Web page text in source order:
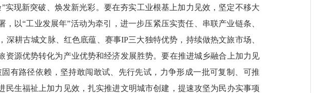
现新突破、焕发新光彩。要在夯实工业根基上加力见效，坚定不移大
以“工业发展年”活动为牵引，进一步压紧压实责任、串联产业链条、
耕古城文脉、红色底蕴、赛事IP三大独特优势，持续做热文旅市场、
源优势转化为产业优势和经济发展胜势。要在推进城乡融合上加力见
有路径依赖，坚持敢闯敢试、先行先试，力争形成一批可复制、可推
生福祉上加力见效，扎实推进文明城市创建，提速攻坚为民办实事项